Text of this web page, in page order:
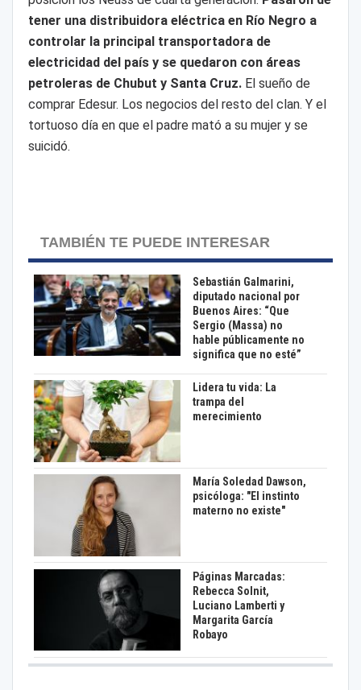
tener una distribuidora eléctrica en Río Negro a
controlar la principal transportadora de
electricidad del país y se quedaron con áreas
petroleras de Chubut y Santa Cruz. El sueño de
comprar Edesur. Los negocios del resto del clan. Y el
tortuoso día en que el padre mató a su mujer y se
suicidó.
TAMBIÉN TE PUEDE INTERESAR
Sebastián Galmarini,
diputado nacional por
Buenos Aires: “Que
Sergio (Massa) no
hable públicamente no
significa que no esté”
Lidera tu vida: La
trampa del
merecimiento
María Soledad Dawson,
psicóloga: "El instinto
materno no existe"
Páginas Marcadas:
Rebecca Solnit,
Luciano Lamberti y
Margarita García
Robayo